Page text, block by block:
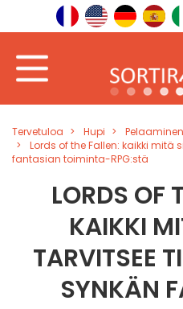
Tervetuloa Hupi
Pelaaminen
Lords of the Fallen: kaikki
fantasian toiminta-RPG:stä
LORDS OF
KAIKKI
TARVITSEE
SYNKÄN